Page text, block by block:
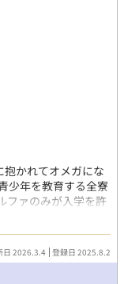
かれてオメガにな
少年を教育する全寮
ファのみが入学を許
と共にベータやオ
ベータ性で、アルフ
で見下されないよ
出していた。 ある
』の異名を冠する
日 2026.3.4 登録日 2025.8.2